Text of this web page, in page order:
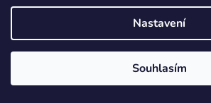
Nastavení
Souhlasím
Merino návleky do šátků a
grafitové/grafitová,
400 Kč